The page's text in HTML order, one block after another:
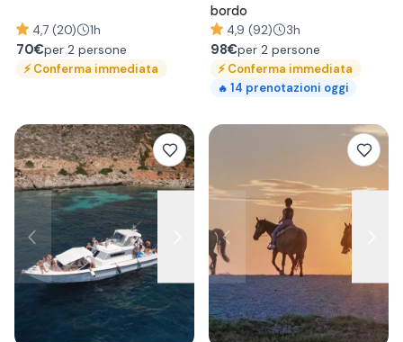
4,7 (20) 1h
70€per 2 persone
⚡Conferma immediata
bordo
4,9 (92) 3h
98€per 2 persone
⚡Conferma immediata
🔥 14 prenotazioni oggi